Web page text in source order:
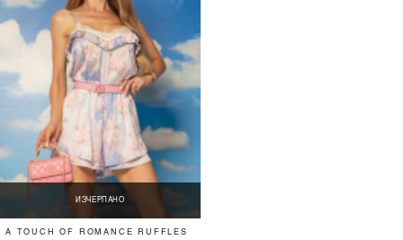
ИЗЧЕРПАНО
A TOUCH OF ROMANCE RUFFLES